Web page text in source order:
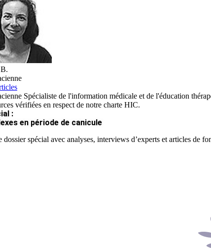
Spécialiste de l'information médicale et de l'éducation
vérifiées en respect de notre charte HIC.
:
en période de canicule
dossier spécial avec analyses, interviews d’experts et articles de